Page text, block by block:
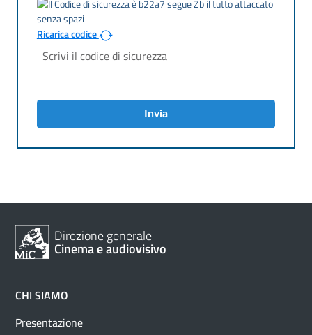
Ricarica codice
Invia
Direzione generale
Cinema e audiovisivo
CHI SIAMO
Presentazione